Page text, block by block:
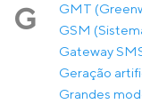
G
GMT
GSM
Gateway
Geração
Grandes